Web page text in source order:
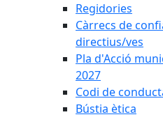
Regidories
Càrrecs de
directius/ves
Pla d'Acció
2027
Codi de
Bústia ètica